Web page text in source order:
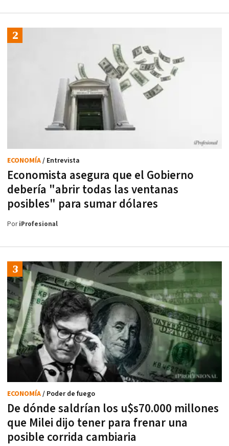
Economista asegura que el Gobierno
debería "abrir todas las ventanas
posibles" para sumar dólares
ECONOMÍA/ Entrevista
PoriProfesional
De dónde saldrían los u$s70.000 millones
que Milei dijo tener para frenar una
posible corrida cambiaria
ECONOMÍA/ Poder de fuego